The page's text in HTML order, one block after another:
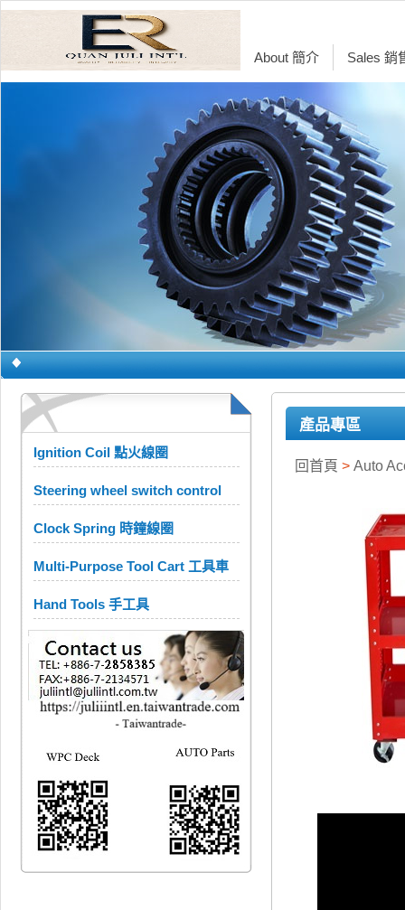
About 簡介 Sales 銷
Ignition Coil 點火線圈
Steering wheel switch control
Clock Spring 時鐘線圈
Multi-Purpose Tool Cart 工具車
Hand Tools 手工具
產品專區
回首頁 > Auto